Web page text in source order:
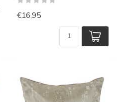
€16,95